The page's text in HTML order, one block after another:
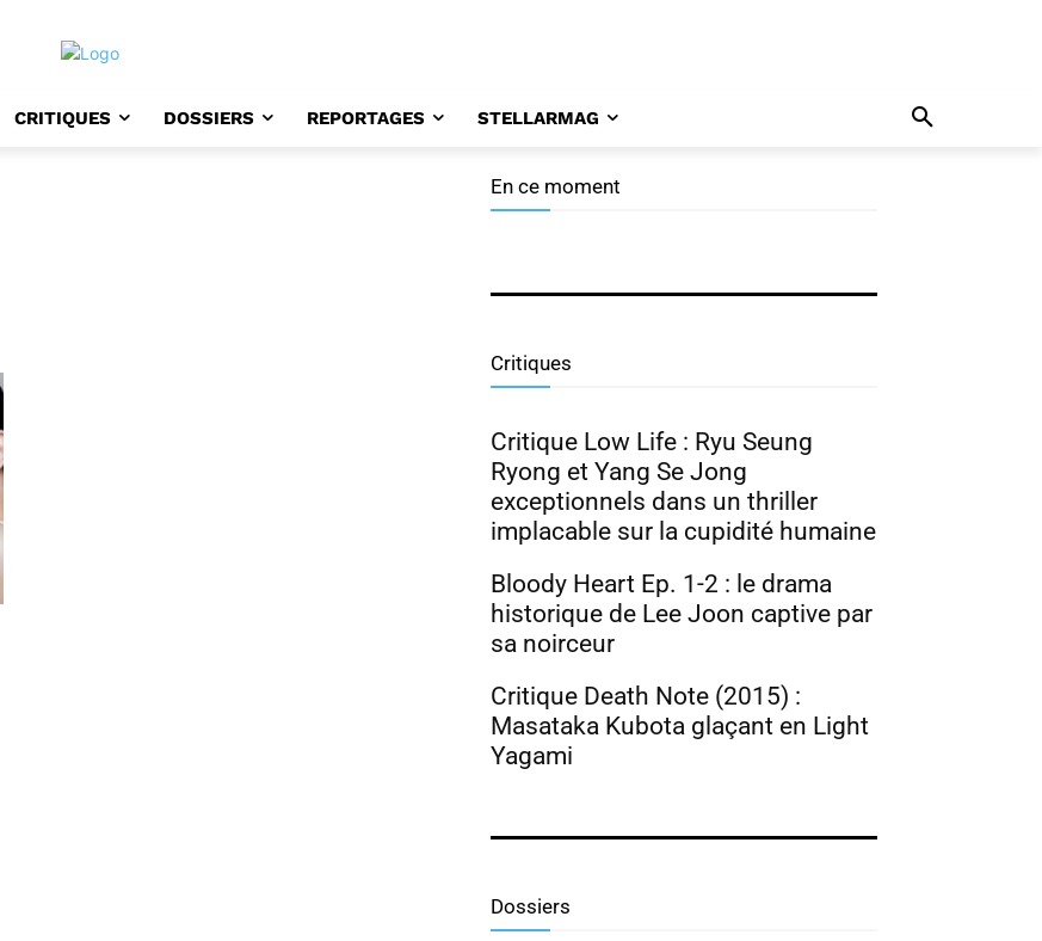
CRITIQUES DOSSIERS REPORTAGES STELLARMAG
En ce moment
Hyuk, Park Ji Hyun, Hong
Critiques
Critique Low Life : Ryu Seung
Ryong et Yang Se Jong
exceptionnels dans un thriller
implacable sur la cupidité humaine
Bloody Heart Ep. 1-2 : le drama
historique de Lee Joon captive par
sa noirceur
Critique Death Note (2015) :
Masataka Kubota glaçant en Light
Yagami
Dossiers